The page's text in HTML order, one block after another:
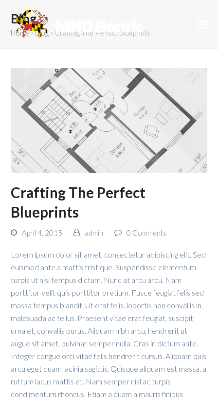
Blog
Home»Blog » Crafting The Perfect Blueprints
Crafting The Perfect
Blueprints
April 4, 2015 admin 0 Comments
Lorem ipsum dolor sit amet, consectetur adipiscing elit. Sed
euismod ante a mattis tristique. Suspendisse elementum
turpis ut nisi tempus dictum. Nunc at arcu arcu. Nam
porttitor velit quis porttitor pretium. Fusce feugiat felis sed
massa tempus blandit. Ut erat felis, lobortis non convallis in,
malesuada ac tellus. Praesent vitae erat feugiat, suscipit
urna et, convallis purus. Aliquam nibh arcu, hendrerit ut
augue sit amet, pulvinar semper nulla. Cras in dictum ante.
Integer congue orci vitae felis hendrerit cursus. Aliquam quis
arcu eget quam lacinia sagittis. Quisque aliquam est massa, a
rutrum lacus mattis et. Nam semper nisl ac turpis
condimentum rhoncus. Etiam a quam a mauris finibus